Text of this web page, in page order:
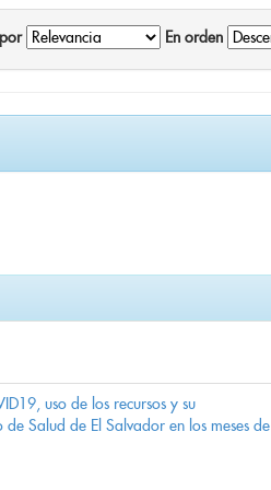
En orden
uso de los recursos y su
Salud de El Salvador en los meses de